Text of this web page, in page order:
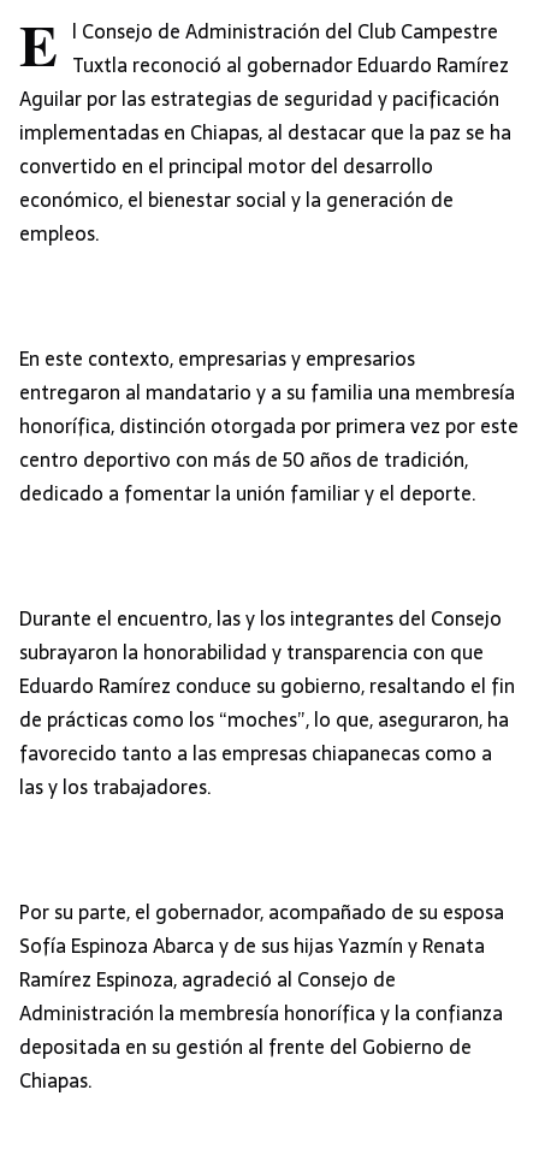
E l Consejo de Administración del Club Campestre
Tuxtla reconoció al gobernador Eduardo Ramírez
Aguilar por las estrategias de seguridad y pacificación
implementadas en Chiapas, al destacar que la paz se ha
convertido en el principal motor del desarrollo
económico, el bienestar social y la generación de
empleos.
En este contexto, empresarias y empresarios
entregaron al mandatario y a su familia una membresía
honorífica, distinción otorgada por primera vez por este
centro deportivo con más de 50 años de tradición,
dedicado a fomentar la unión familiar y el deporte.
Durante el encuentro, las y los integrantes del Consejo
subrayaron la honorabilidad y transparencia con que
Eduardo Ramírez conduce su gobierno, resaltando el fin
de prácticas como los “moches”, lo que, aseguraron, ha
favorecido tanto a las empresas chiapanecas como a
las y los trabajadores.
Por su parte, el gobernador, acompañado de su esposa
Sofía Espinoza Abarca y de sus hijas Yazmín y Renata
Ramírez Espinoza, agradeció al Consejo de
Administración la membresía honorífica y la confianza
depositada en su gestión al frente del Gobierno de
Chiapas.